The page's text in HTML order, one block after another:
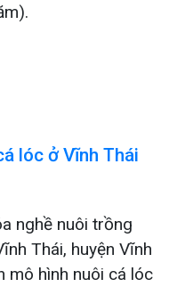
lóc ở Vĩnh Thái
nghề nuôi trồng
Thái, huyện Vĩnh
mô hình nuôi cá lóc